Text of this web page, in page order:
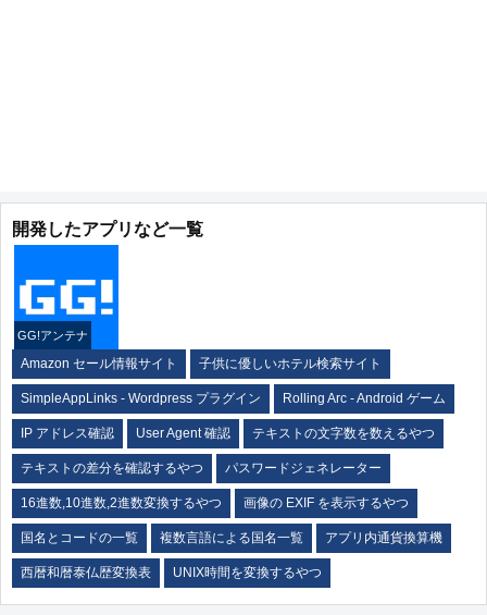
開発したアプリなど一覧
GG!アンテナ
Amazon セール情報サイト 子供に優しいホテル検索サイト
SimpleAppLinks - Wordpress プラグイン Rolling Arc - Android ゲーム
IP アドレス確認 User Agent 確認 テキストの文字数を数えるやつ
テキストの差分を確認するやつ パスワードジェネレーター
16進数,10進数,2進数変換するやつ 画像の EXIF を表示するやつ
国名とコードの一覧 複数言語による国名一覧 アプリ内通貨換算機
西暦和暦泰仏歴変換表 UNIX時間を変換するやつ